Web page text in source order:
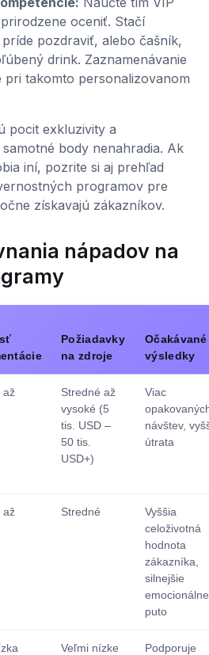
oceniť. Stačí
pozdraviť, alebo čašník,
drink. Zaznamenávanie
pri takomto personalizovanom
pocit exkluzivity a
body nenahradia. Ak
iní, pozrite si aj prehľad
programov pre
získavajú zákazníkov.
nápadov na
Požiadavky
na zdroje
Očakávané
výsledky
až
Stredné až
vysoké (5
tis. USD –
50 tis.
USD+)
Viac
návštev,
útrata
až
Stredné
Vyššia
celoživotná
hodnota
zákazníka,
silnejšie
emocionálne
puto
Veľmi nízke
Podporuje